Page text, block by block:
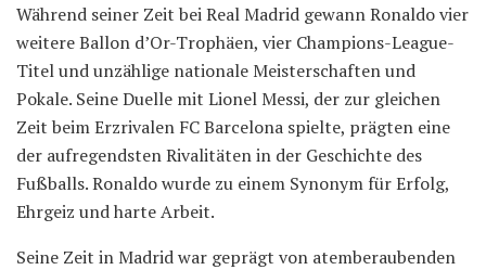
Während seiner Zeit bei Real Madrid gewann Ronaldo vier
weitere Ballon d’Or-Trophäen, vier Champions-League-
Titel und unzählige nationale Meisterschaften und
Pokale. Seine Duelle mit Lionel Messi, der zur gleichen
Zeit beim Erzrivalen FC Barcelona spielte, prägten eine
der aufregendsten Rivalitäten in der Geschichte des
Fußballs. Ronaldo wurde zu einem Synonym für Erfolg,
Ehrgeiz und harte Arbeit.
Seine Zeit in Madrid war geprägt von atemberaubenden